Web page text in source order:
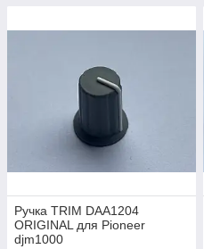
Ручка TRIM DAA1204
ORIGINAL для Pioneer
djm1000